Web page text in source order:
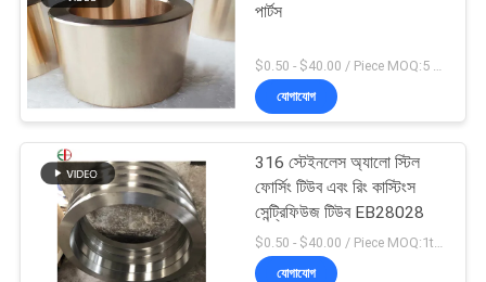
পার্টস
$0.50 - $40.00 / Piece MOQ:5 টি টুকরা
যোগাযোগ
316 স্টেইনলেস অ্যালো স্টিল
ফোর্সিং টিউব এবং রিং কাস্টিংস
সেন্ট্রিফিউজ টিউব EB28028
$0.50 - $40.00 / Piece MOQ:1ton
যোগাযোগ